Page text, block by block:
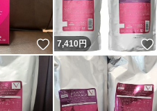
いいね！
7,410円